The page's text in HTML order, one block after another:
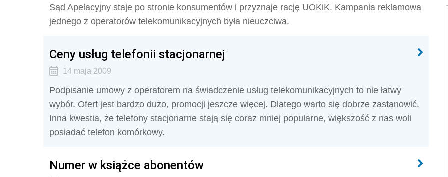
Sąd Apelacyjny staje po stronie konsumentów i przyznaje rację UOKiK. Kampania reklamowa
jednego z operatorów telekomunikacyjnych była nieuczciwa.
Ceny usług telefonii stacjonarnej
14 maja 2009
Podpisanie umowy z operatorem na świadczenie usług telekomunikacyjnych to nie łatwy
wybór. Ofert jest bardzo dużo, promocji jeszcze więcej. Dlatego warto się dobrze zastanowić.
Inna kwestia, że telefony stacjonarne stają się coraz mniej popularne, większość z nas woli
posiadać telefon komórkowy.
Numer w książce abonentów